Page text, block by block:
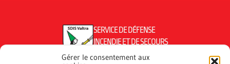
Gérer le consentement aux
SERVICE DE DÉFENSE
INCENDIE ET DE SECOURS
DU VAL-DE-TRAVERS